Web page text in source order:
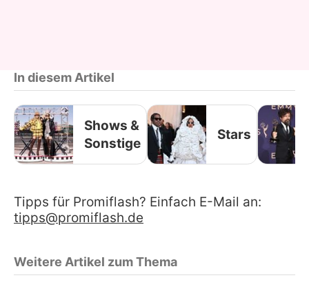
In diesem Artikel
Shows &
Sonstige
Stars
Tipps für Promiflash? Einfach E-Mail an:
tipps@promiflash.de
Weitere Artikel zum Thema